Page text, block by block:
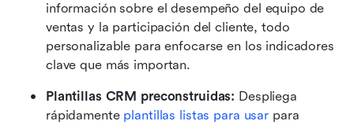
información sobre el desempeño del equipo de
ventas y la participación del cliente, todo
personalizable para enfocarse en los indicadores
clave que más importan.
Plantillas CRM preconstruidas: Despliega
rápidamente plantillas listas para usar para